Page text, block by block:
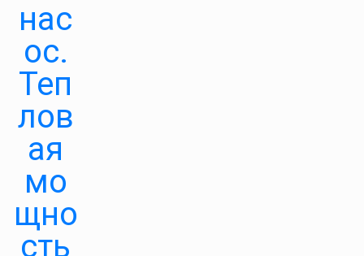
нас
ос.
Теп
лов
ая
мо
щно
сть